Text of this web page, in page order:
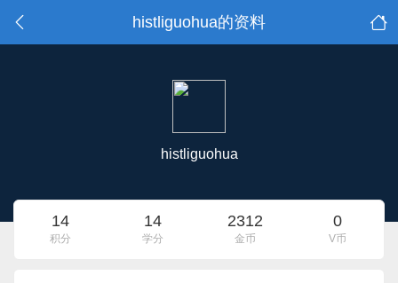
histliguohua的资料
histliguohua
14
积分
14
学分
2312
金币
0
V币